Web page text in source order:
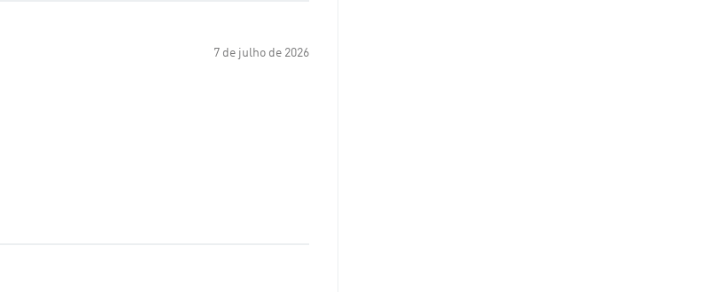
7 de julho de 2026